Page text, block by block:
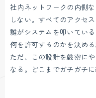
社内ネットワークの内側
しない。すべてのアクセ
誰がシステムを叩いてい
何を許可するのかを決め
ただ、この設計を厳密に
なる。どこまでガチガチ